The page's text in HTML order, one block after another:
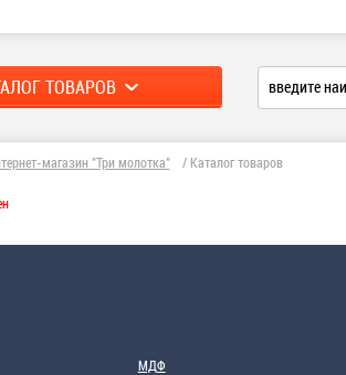
ТОВАРОВ
магазин "Три молотка" / Каталог товаров
МДФ